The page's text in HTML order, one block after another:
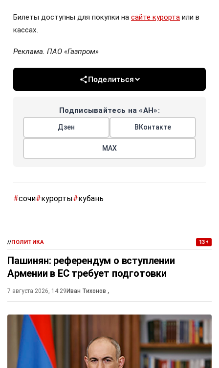
Билеты доступны для покупки на сайте курорта или в
кассах.
Реклама. ПАО «Газпром»
Поделиться
Подписывайтесь на «АН»:
Дзен ВКонтакте
МАХ
#сочи#курорты#кубань
//ПОЛИТИКА 13+
Пашинян: референдум о вступлении
Армении в ЕС требует подготовки
7 августа 2026, 14:29 Иван Тихонов ,